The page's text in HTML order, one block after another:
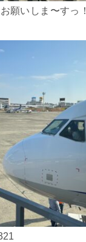
願いしま〜すっ！